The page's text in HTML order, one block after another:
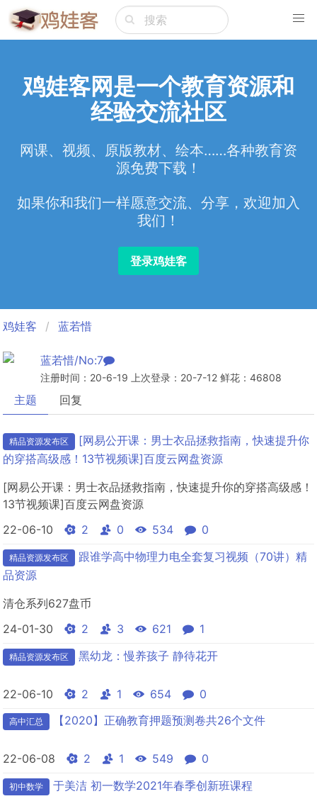
鸡娃客网是一个教育资源和
经验交流社区
网课、视频、原版教材、绘本……各种教育资
源免费下载！
如果你和我们一样愿意交流、分享，欢迎加入
我们！
登录鸡娃客
鸡娃客 蓝若惜
蓝若惜/No:7
注册时间：20-6-19 上次登录：20-7-12 鲜花：46808
主题 回复
精品资源发布区
[网易公开课：男士衣品拯救指南，快速提升你
的穿搭高级感！13节视频课]百度云网盘资源
[网易公开课：男士衣品拯救指南，快速提升你的穿搭高级感！
13节视频课]百度云网盘资源
22-06-10
2 0 534 0
精品资源发布区
跟谁学高中物理力电全套复习视频（70讲）精
品资源
清仓系列627盘币
24-01-30
2 3 621 1
精品资源发布区 黑幼龙：慢养孩子 静待花开
22-06-10 2 1 654 0
高中汇总 【2020】正确教育押题预测卷共26个文件
22-06-08 2 1 549 0
初中数学 于美洁 初一数学2021年春季创新班课程